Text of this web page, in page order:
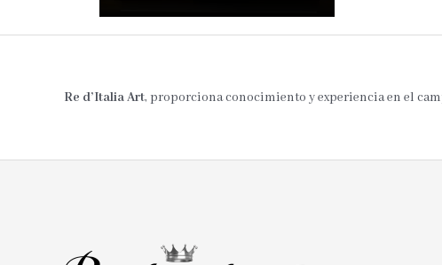
Re d’Italia Art, proporciona conocimiento y experiencia en el